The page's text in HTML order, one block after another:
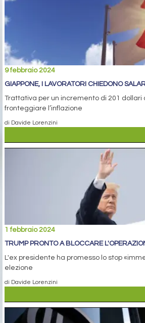
9 febbraio 2024
GIAPPONE, I LAVORATORI CHIEDONO
Trattativa per un incremento di 201 dollari
fronteggiare l’inflazione
di Davide Lorenzini
1 febbraio 2024
TRUMP PRONTO A BLOCCARE
L'ex presidente ha promesso lo stop
elezione
di Davide Lorenzini